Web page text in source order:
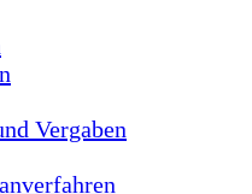
Vergaben